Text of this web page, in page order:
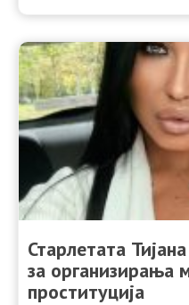
Старлетата
за организирања
проституција